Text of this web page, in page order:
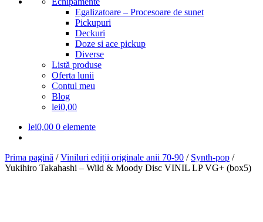
Egalizatoare – Procesoare de sunet
Pickupuri
Deckuri
Doze si ace pickup
Diverse
Listă produse
Oferta lunii
Contul meu
Blog
lei0,00
lei0,00 0 elemente
Prima pagină /Viniluri ediții originale anii 70-90 / Synth-pop /
Yukihiro Takahashi – Wild & Moody Disc VINIL LP VG+ (box5)